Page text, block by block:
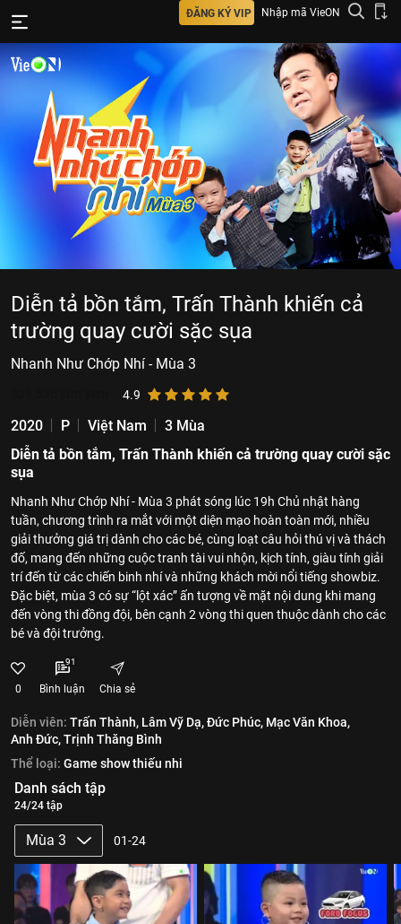
ĐĂNG KÝ VIP Nhập mã VieON
Diễn tả bồn tắm, Trấn Thành khiến cả
trường quay cười sặc sụa
Nhanh Như Chớp Nhí - Mùa 3
4.9
2020 P Việt Nam
3 Mùa
Diễn tả bồn tắm, Trấn Thành khiến cả trường quay cười sặc
sụa
Nhanh Như Chớp Nhí - Mùa 3 phát sóng lúc 19h Chủ nhật hàng
tuần, chương trình ra mắt với một diện mạo hoàn toàn mới, nhiều
giải thưởng giá trị dành cho các bé, cùng loạt câu hỏi thú vị và thách
đố, mang đến những cuộc tranh tài vui nhộn, kịch tính, giàu tính giải
trí đến từ các chiến binh nhí và những khách mời nổi tiếng showbiz.
Đặc biệt, mùa 3 có sự “lột xác” ấn tượng về mặt nội dung khi mang
đến vòng thi đồng đội, bên cạnh 2 vòng thi quen thuộc dành cho các
bé và đội trưởng.
0
91
Bình luận Chia sẻ
Diễn viên: Trấn Thành, Lâm Vỹ Dạ,Đức Phúc, Mạc Văn Khoa,
Anh Đức,Trịnh Thăng Bình
Thể loại: Game show thiếu nhi
Danh sách tập
24/24 tập
Mùa 3 01-24